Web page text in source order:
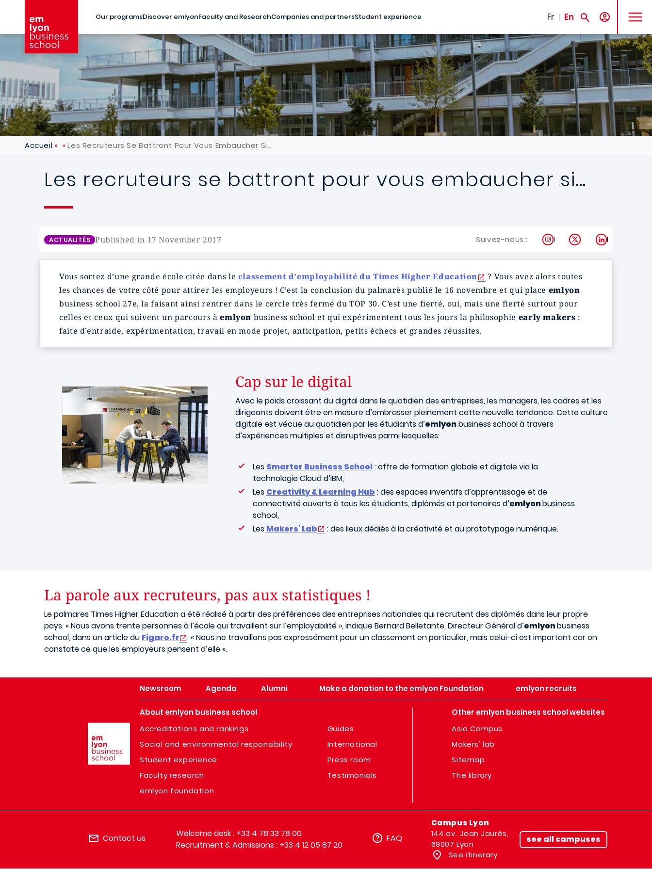
Our programsDiscover emlyonFaculty and ResearchCompanies and partnersStudent experience Fr En
MENU
Accueil Les Recruteurs Se Battront Pour Vous Embaucher Si…
Les recruteurs se battront pour vous embaucher si…
ACTUALITÉS Published in 17 November 2017 Suivez-nous : Instagram
X LinkedIn
Vous sortez d’une grande école citée dans le classement d'employabilité du Times Higher Education
? Vous avez alors toutes
les chances de votre côté pour attirer les employeurs ! C’est la conclusion du palmarès publié le 16 novembre et qui place emlyon
business school 27e, la faisant ainsi rentrer dans le cercle très fermé du TOP 30. C’est une fierté, oui, mais une fierté surtout pour
celles et ceux qui suivent un parcours àemlyon business school et qui expérimentent tous les jours la philosophie early makers :
faite d’entraide, expérimentation, travail en mode projet, anticipation, petits échecs et grandes réussites.
Cap sur le digital
Avec le poids croissant du digital dans le quotidien des entreprises, les managers, les cadres et les
dirigeants doivent être en mesure d’embrasser pleinement cette nouvelle tendance. Cette culture
digitale est vécue au quotidien par les étudiants d’emlyonbusiness school à travers
d’expériences multiples et disruptives parmi lesquelles:
Les Smarter Business School: offre de formation globale et digitale via la
technologie Cloud d’IBM,
Les Creativity & Learning Hub : des espaces inventifs d’apprentissage et de
connectivité ouverts à tous les étudiants, diplômés et partenaires d’emlyonbusiness
school,
Les Makers’ Lab : des lieux dédiés à la créativité et au prototypage numérique.
La parole aux recruteurs, pas aux statistiques !
Le palmares Times Higher Education a été réalisé à partir des préférences des entreprises nationales qui recrutent des diplômés dans leur propre
pays. « Nous avons trente personnes à l’école qui travaillent sur l’employabilité », indique Bernard Belletante, Directeur Général d’emlyonbusiness
school, dans un article du Figaro.fr
. « Nous ne travaillons pas expressément pour un classement en particulier, mais celui-ci est important car on
constate ce que les employeurs pensent d’elle ».
Newsroom Agenda Alumni Make a donation to the emlyon Foundation emlyon recruits
About emlyon business school
Accreditations and rankings
Social and environmental responsibility
Student experience
Faculty research
emlyon foundation
Guides
International
Press room
Testimonials
Other emlyon business school websites
Asia Campus
Makers' lab
Sitemap
The library
Contact us
Welcome desk : +33 4 78 33 78 00
Recruitment & Admissions : +33 4 12 05 87 20
FAQ
Campus Lyon
144 av. Jean Jaurès,
69007 Lyon
See itinerary
see all campuses